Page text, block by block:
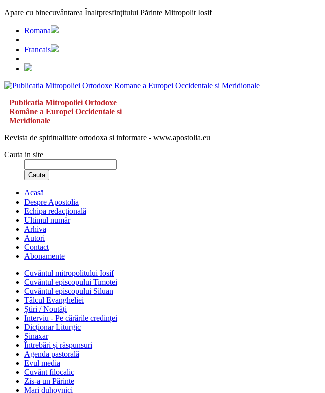
Apare cu binecuvântarea Înaltpresfinţitului Părinte Mitropolit Iosif
Romana
Francais
Publicatia Mitropoliei Ortodoxe
Române a Europei Occidentale si
Meridionale
Revista de spiritualitate ortodoxa si informare - www.apostolia.eu
Cauta in site
Cauta
Acasă
Despre Apostolia
Echipa redacțională
Ultimul număr
Arhiva
Autori
Contact
Abonamente
Cuvântul mitropolitului Iosif
Cuvântul episcopului Timotei
Cuvântul episcopului Siluan
Tâlcul Evangheliei
Știri / Noutăți
Interviu - Pe cărările credinței
Dicționar Liturgic
Sinaxar
Întrebări și răspunsuri
Agenda pastorală
Evul media
Cuvânt filocalic
Zis-a un Părinte
Mari duhovnici